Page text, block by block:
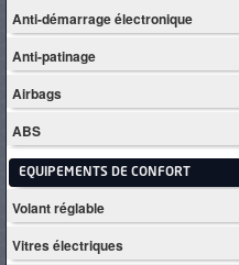
Anti-démarrage électronique
Anti-patinage
Airbags
ABS
EQUIPEMENTS DE CONFORT
Volant réglable
Vitres électriques